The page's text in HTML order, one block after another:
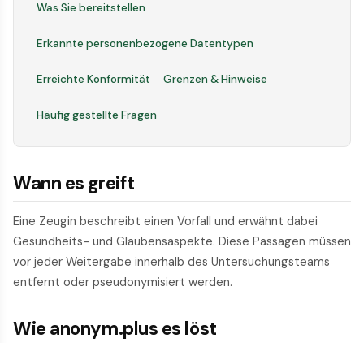
Was Sie bereitstellen
Erkannte personenbezogene Datentypen
Erreichte Konformität Grenzen & Hinweise
Häufig gestellte Fragen
Wann es greift
Eine Zeugin beschreibt einen Vorfall und erwähnt dabei
Gesundheits- und Glaubensaspekte. Diese Passagen müssen
vor jeder Weitergabe innerhalb des Untersuchungsteams
entfernt oder pseudonymisiert werden.
Wie anonym.plus es löst